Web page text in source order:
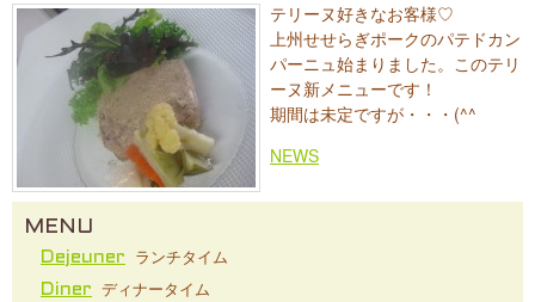
テリーヌ好きなお客様♡
上州せせらぎポークのパテドカン
パーニュ始まりました。このテリ
ーヌ新メニューです！
期間は未定ですが・・・(^^ゞ
NEWS
MENU
Dejeuner ランチタイム
Diner ディナータイム